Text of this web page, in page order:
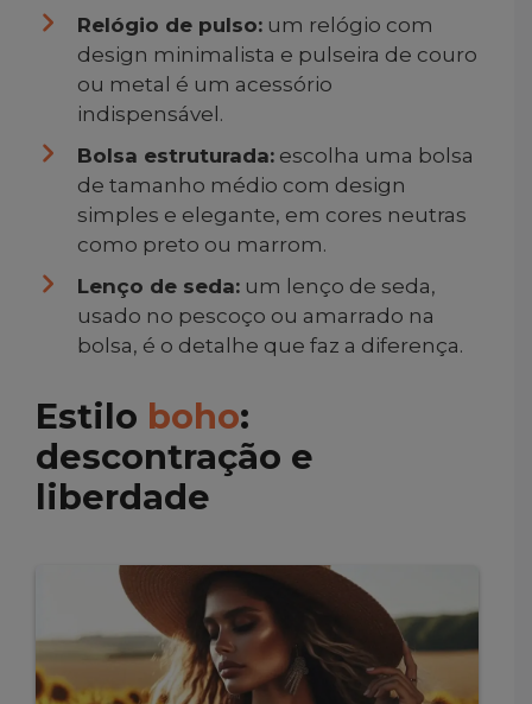
Relógio de pulso: um relógio com
design minimalista e pulseira de couro
ou metal é um acessório
indispensável.
Bolsa estruturada: escolha uma bolsa
de tamanho médio com design
simples e elegante, em cores neutras
como preto ou marrom.
Lenço de seda: um lenço de seda,
usado no pescoço ou amarrado na
bolsa, é o detalhe que faz a diferença.
Estilo boho:
descontração e
liberdade